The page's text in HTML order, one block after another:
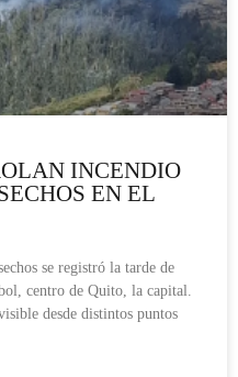
INCENDIO
EN EL
se registró la tarde de
centro de Quito, la capital.
desde distintos puntos